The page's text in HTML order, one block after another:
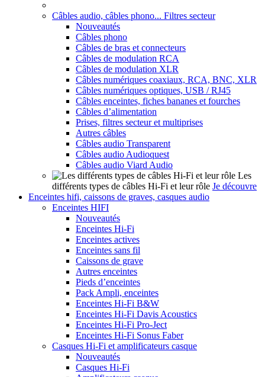
Câbles audio, câbles phono... Filtres secteur
Nouveautés
Câbles phono
Câbles de bras et connecteurs
Câbles de modulation RCA
Câbles de modulation XLR
Câbles numériques coaxiaux, RCA, BNC, XLR
Câbles numériques optiques, USB / RJ45
Câbles enceintes, fiches bananes et fourches
Câbles d’alimentation
Prises, filtres secteur et multiprises
Autres câbles
Câbles audio Transparent
Câbles audio Audioquest
Câbles audio Viard Audio
Les
différents types de câbles Hi-Fi et leur rôle Je découvre
Enceintes hifi, caissons de graves, casques audio
Enceintes HIFI
Nouveautés
Enceintes Hi-Fi
Enceintes actives
Enceintes sans fil
Caissons de grave
Autres enceintes
Pieds d’enceintes
Pack Ampli, enceintes
Enceintes Hi-Fi B&W
Enceintes Hi-Fi Davis Acoustics
Enceintes Hi-Fi Pro-Ject
Enceintes Hi-Fi Sonus Faber
Casques Hi-Fi et amplificateurs casque
Nouveautés
Casques Hi-Fi